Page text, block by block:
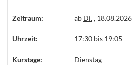
Zeitraum: ab Di., 18.08.2026
Uhrzeit: 17:30 bis 19:05
Kurstage: Dienstag